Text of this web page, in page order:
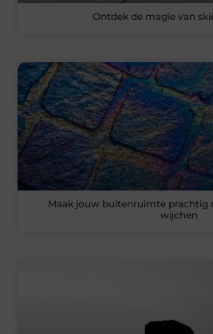
Ontdek de magie van
Maak jouw buitenruimte prachtig
wijchen